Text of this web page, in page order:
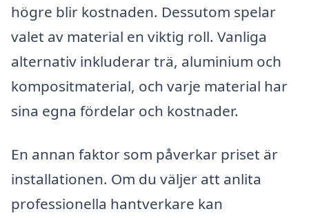
högre blir kostnaden. Dessutom spelar
valet av material en viktig roll. Vanliga
alternativ inkluderar trä, aluminium och
kompositmaterial, och varje material har
sina egna fördelar och kostnader.
En annan faktor som påverkar priset är
installationen. Om du väljer att anlita
professionella hantverkare kan